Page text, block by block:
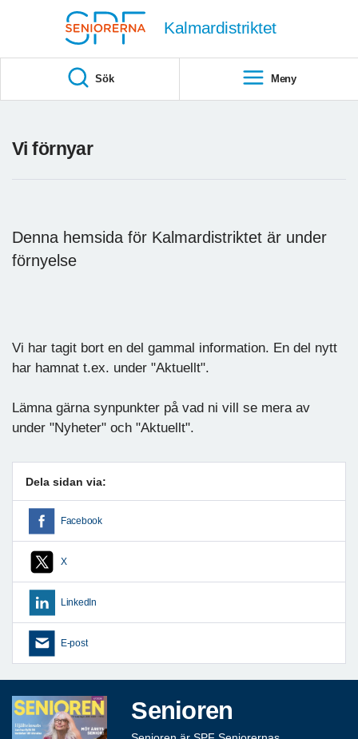
Kalmardistriktet
Sök Meny
Vi förnyar
Denna hemsida för Kalmardistriktet är under
förnyelse
Vi har tagit bort en del gammal information. En del nytt
har hamnat t.ex. under "Aktuellt".
Lämna gärna synpunkter på vad ni vill se mera av
under "Nyheter" och "Aktuellt".
Dela sidan via:
Facebook
X
LinkedIn
E-post
Senioren